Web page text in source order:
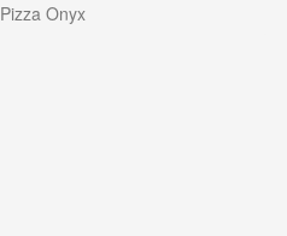
Pizza Onyx